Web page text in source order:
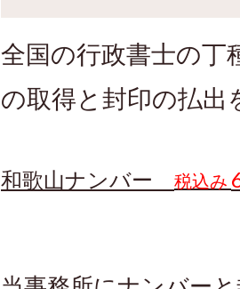
全国の行政書士の
の取得と封印の払出
和歌山ナンバー 税込み